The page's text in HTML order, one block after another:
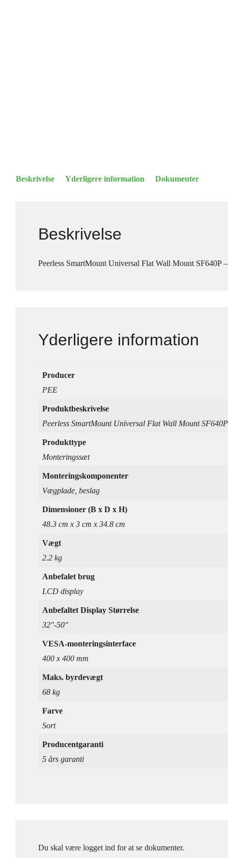
Beskrivelse Yderligere information Dokumenter
Beskrivelse
Peerless SmartMount Universal Flat Wall Mount
Yderligere information
Producer
PEE
Produktbeskrivelse
Peerless SmartMount Universal Flat Wall Mount
Produkttype
Monteringssæt
Monteringskomponenter
Vægplade, beslag
Dimensioner (B x D x H)
48.3 cm x 3 cm x 34.8 cm
Vægt
2.2 kg
Anbefalet brug
LCD display
Anbefaltet Display Størrelse
32"-50"
VESA-monteringsinterface
400 x 400 mm
Maks. byrdevægt
68 kg
Farve
Sort
Producentgaranti
5 års garanti
Du skal være logget ind for at se dokumenter.